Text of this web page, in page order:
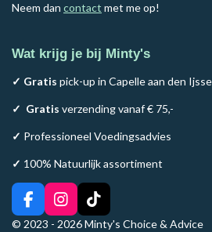
Neem dan contact met me op!
Wat krijg je bij Minty's
✓ Gratis pick-up in Capelle aan den
✓ Gratis verzending vanaf € 75,-
✓ Professioneel Voedingsadvies
✓ 100% Natuurlijk assortiment
F
a
I
n
T
i
© 2023 - 2026 Minty's Choice & Advice